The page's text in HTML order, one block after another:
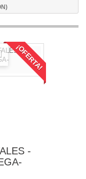
¡OFERTA!
-